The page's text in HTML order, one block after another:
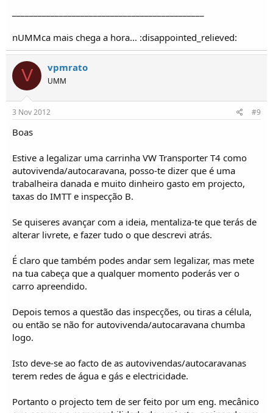
nUMMca mais chega a hora... :disappointed_relieved:
V vpmrato
UMM
3 Nov 2012 #9
Boas
Estive a legalizar uma carrinha VW Transporter T4 como
autovivenda/autocaravana, posso-te dizer que é uma
trabalheira danada e muito dinheiro gasto em projecto,
taxas do IMTT e inspecção B.
Se quiseres avançar com a ideia, mentaliza-te que terás de
alterar livrete, e fazer tudo o que descrevi atrás.
É claro que também podes andar sem legalizar, mas mete
na tua cabeça que a qualquer momento poderás ver o
carro apreendido.
Depois temos a questão das inspecções, ou tiras a célula,
ou então se não for autovivenda/autocaravana chumba
logo.
Isto deve-se ao facto de as autovivendas/autocaravanas
terem redes de água e gás e electricidade.
Portanto o projecto tem de ser feito por um eng. mecânico